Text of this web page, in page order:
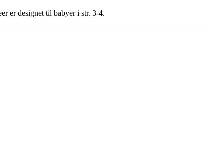
er designet til babyer i str. 3-4.